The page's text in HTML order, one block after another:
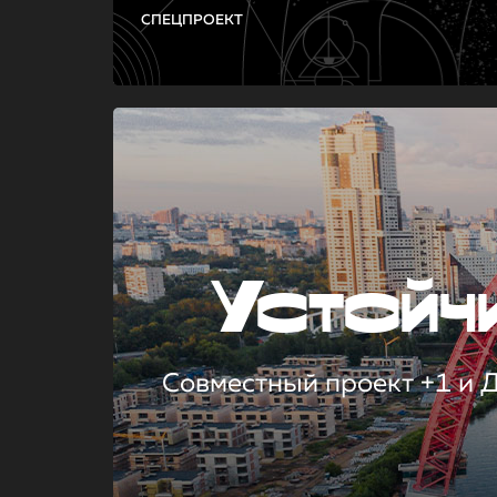
СПЕЦПРОЕКТ
Совместный проект +1 и